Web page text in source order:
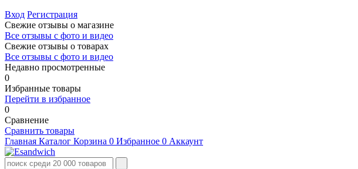
Вход Регистрация
Свежие отзывы о магазине
Все отзывы с фото и видео
Свежие отзывы о товарах
Все отзывы c фото и видео
Недавно просмотренные
0
Избранные товары
Перейти в избранное
0
Сравнение
Сравнить товары
Главная Каталог Корзина 0 Избранное 0 Аккаунт